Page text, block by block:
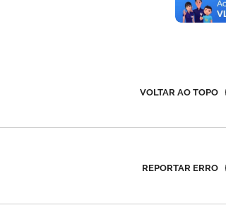
VOLTAR AO TOPO
REPORTAR ERRO